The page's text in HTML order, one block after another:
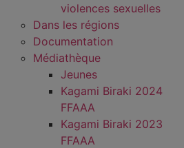
violences sexuelles
Dans les régions
Documentation
Médiathèque
Jeunes
Kagami Biraki 2024
FFAAA
Kagami Biraki 2023
FFAAA